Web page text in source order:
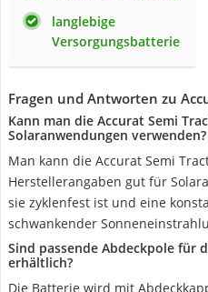
langlebige
Versorgungsbatterie
Fragen und Antworten zu
Kann man die Accurat Semi
Solaranwendungen verwenden?
Man kann die Accurat Semi
Herstellerangaben gut für
sie zyklenfest ist und eine
schwankender
Sind passende Abdeckpole für
erhältlich?
Die Batterie wird mit